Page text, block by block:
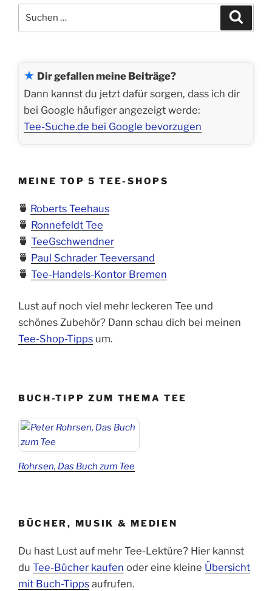
Suchen
★ Dir gefallen meine Beiträge?
Dann kannst du jetzt dafür sorgen, dass ich dir
bei Google häufiger angezeigt werde:
Tee-Suche.de bei Google bevorzugen
MEINE TOP 5 TEE-SHOPS
🍵 Roberts Teehaus
🍵 Ronnefeldt Tee
🍵 TeeGschwendner
🍵 Paul Schrader Teeversand
🍵 Tee-Handels-Kontor Bremen
Lust auf noch viel mehr leckeren Tee und
schönes Zubehör? Dann schau dich bei meinen
Tee-Shop-Tipps um.
BUCH-TIPP ZUM THEMA TEE
Rohrsen, Das Buch zum Tee
BÜCHER, MUSIK & MEDIEN
Du hast Lust auf mehr Tee-Lektüre? Hier kannst
du Tee-Bücher kaufen oder eine kleine Übersicht
mit Buch-Tipps aufrufen.